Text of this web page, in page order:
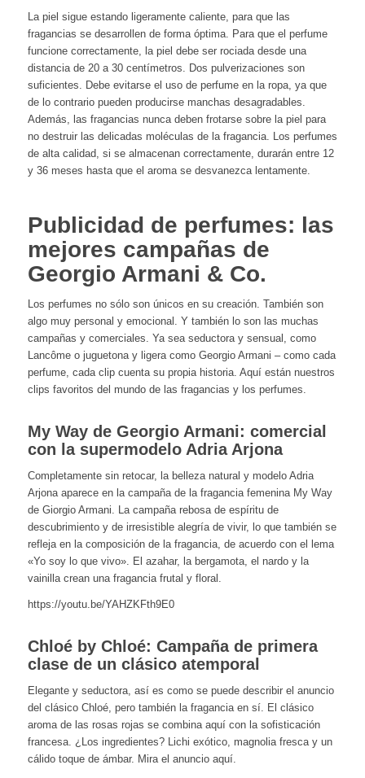
La piel sigue estando ligeramente caliente, para que las
fragancias se desarrollen de forma óptima. Para que el perfume
funcione correctamente, la piel debe ser rociada desde una
distancia de 20 a 30 centímetros. Dos pulverizaciones son
suficientes. Debe evitarse el uso de perfume en la ropa, ya que
de lo contrario pueden producirse manchas desagradables.
Además, las fragancias nunca deben frotarse sobre la piel para
no destruir las delicadas moléculas de la fragancia. Los perfumes
de alta calidad, si se almacenan correctamente, durarán entre 12
y 36 meses hasta que el aroma se desvanezca lentamente.
Publicidad de perfumes: las
mejores campañas de
Georgio Armani & Co.
Los perfumes no sólo son únicos en su creación. También son
algo muy personal y emocional. Y también lo son las muchas
campañas y comerciales. Ya sea seductora y sensual, como
Lancôme o juguetona y ligera como Georgio Armani – como cada
perfume, cada clip cuenta su propia historia. Aquí están nuestros
clips favoritos del mundo de las fragancias y los perfumes.
My Way de Georgio Armani: comercial
con la supermodelo Adria Arjona
Completamente sin retocar, la belleza natural y modelo Adria
Arjona aparece en la campaña de la fragancia femenina My Way
de Giorgio Armani. La campaña rebosa de espíritu de
descubrimiento y de irresistible alegría de vivir, lo que también se
refleja en la composición de la fragancia, de acuerdo con el lema
«Yo soy lo que vivo». El azahar, la bergamota, el nardo y la
vainilla crean una fragancia frutal y floral.
https://youtu.be/YAHZKFth9E0
Chloé by Chloé: Campaña de primera
clase de un clásico atemporal
Elegante y seductora, así es como se puede describir el anuncio
del clásico Chloé, pero también la fragancia en sí. El clásico
aroma de las rosas rojas se combina aquí con la sofisticación
francesa. ¿Los ingredientes? Lichi exótico, magnolia fresca y un
cálido toque de ámbar. Mira el anuncio aquí.